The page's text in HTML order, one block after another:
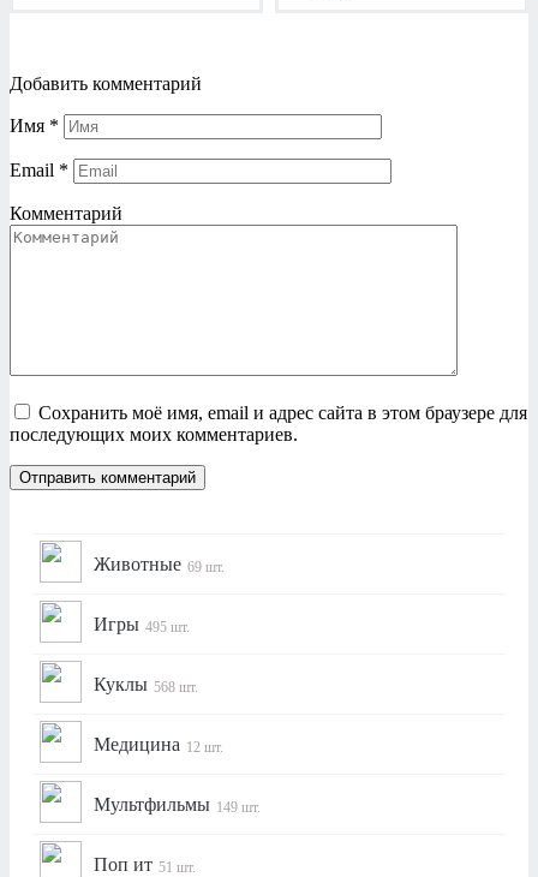
Добавить комментарий
Имя *
Email *
Комментарий
Сохранить моё имя, email и адрес сайта в этом браузере для
последующих моих комментариев.
Животные 69 шт.
Игры 495 шт.
Куклы 568 шт.
Медицина 12 шт.
Мультфильмы 149 шт.
Поп ит 51 шт.